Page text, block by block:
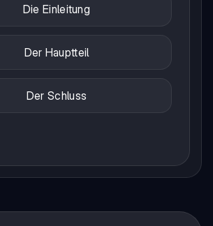
Die Einleitung
Der Hauptteil
Der Schluss